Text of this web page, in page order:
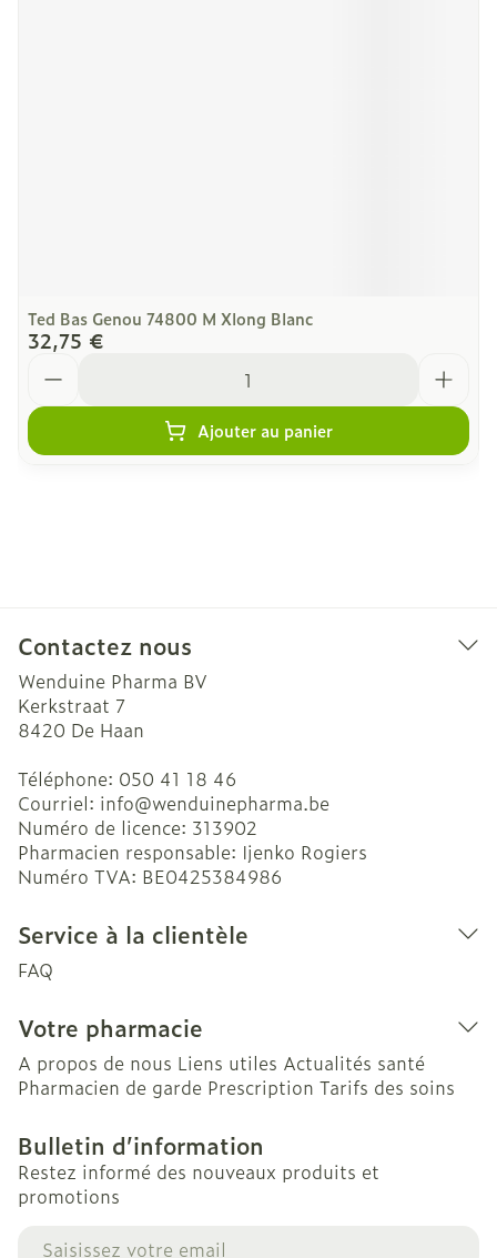
Ted Bas Genou 74800 M Xlong Blanc
32,75 €
Ajouter au panier
Contactez nous
Wenduine Pharma BV
Kerkstraat 7
8420 De Haan
Téléphone: 050 41 18 46
Courriel: info@wenduinepharma.be
Numéro de licence: 313902
Pharmacien responsable: Ijenko Rogiers
Numéro TVA: BE0425384986
Service à la clientèle
FAQ
Votre pharmacie
A propos de nous Liens utiles Actualités santé
Pharmacien de garde Prescription Tarifs des soins
Bulletin d’information
Restez informé des nouveaux produits et
promotions
Adresse mail